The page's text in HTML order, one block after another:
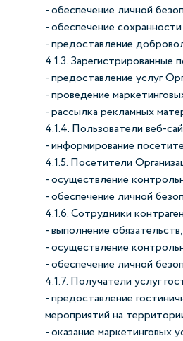
- обеспечение личной
- обеспечение
- предоставление
4.1.3. Зарегистрированные
- предоставление услуг
- проведение
- рассылка рекламных
4.1.4. Пользователи веб-
- информирование
4.1.5. Посетители
- осуществление
- обеспечение личной
4.1.6. Сотрудники
- выполнение
- осуществление
- обеспечение личной
4.1.7. Получатели услуг
- предоставление
мероприятий на
- оказание маркетинговых